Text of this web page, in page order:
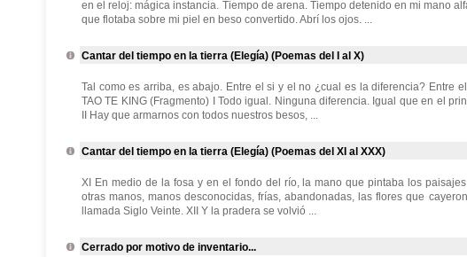
en el reloj: mágica instancia. Tiempo de arena. Tiempo detenido en mi mano
que flotaba sobre mi piel en beso convertido. Abrí los ojos. ...
Cantar del tiempo en la tierra (Elegía) (Poemas del I al X)
Tal como es arriba, es abajo. Entre el si y el no ¿cual es la diferencia? Entre
TAO TE KING (Fragmento) I Todo igual. Ninguna diferencia. Igual que en el
II Hay que armarnos con todos nuestros besos, ...
Cantar del tiempo en la tierra (Elegía) (Poemas del XI al XXX)
XI En medio de la fosa y en el fondo del río, la mano que pintaba los
otras manos, manos desconocidas, frías, abandonadas, las flores que
llamada Siglo Veinte. XII Y la pradera se volvió ...
Cerrado por motivo de inventario...